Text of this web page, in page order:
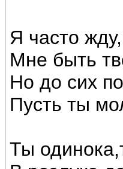
Я часто
Мне быть
Но до сих
Пусть ты
Ты